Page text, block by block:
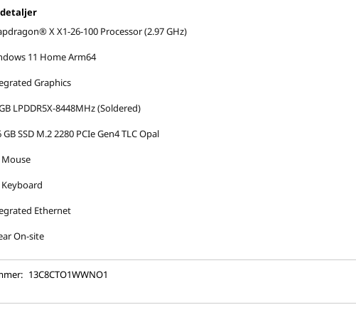
X X1-26-100 Processor (2.97 GHz)
11 Home Arm64
Graphics
LPDDR5X-8448MHz (Soldered)
GB SSD M.2 2280 PCIe Gen4 TLC Opal
Ethernet
On-site
13C8CTO1WWNO1